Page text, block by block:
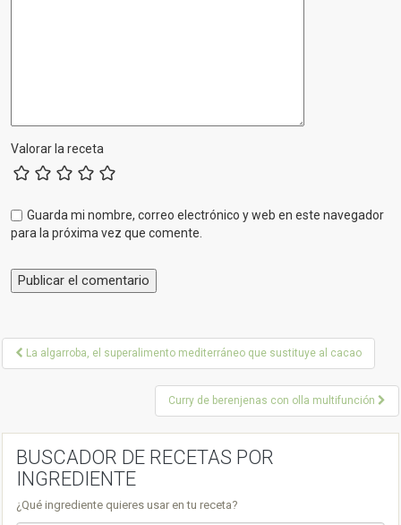
Valorar la receta
Guarda mi nombre, correo electrónico y web en este navegador
para la próxima vez que comente.
P
t
La algarroba, el superalimento mediterráneo que sustituye al cacao
Curry de berenjenas con olla multifunción
BUSCADOR DE RECETAS POR
INGREDIENTE
¿Qué ingrediente quieres usar en tu receta?